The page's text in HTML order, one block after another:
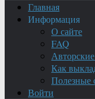
Главная
Информация
О сайте
FAQ
Как
Полезные
Войти